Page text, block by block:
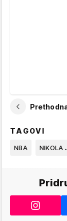
TAGOVI
NBA NIKOLA